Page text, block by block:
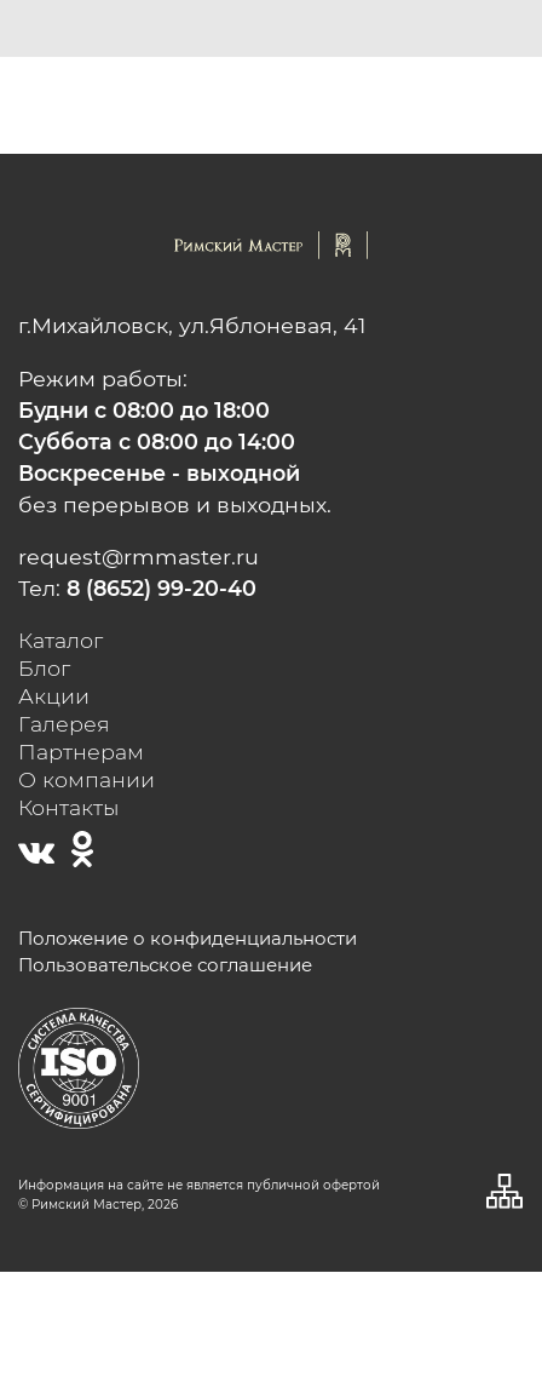
г.Михайловск, ул.Яблоневая, 41
Режим работы:
Будни с 08:00 до 18:00
Суббота с 08:00 до 14:00
Воскресенье - выходной
без перерывов и выходных.
request@rmmaster.ru
Тел: 8 (8652) 99-20-40
Каталог
Блог
Акции
Галерея
Партнерам
О компании
Контакты
Положение о конфиденциальности
Пользовательское соглашение
Информация на сайте не является публичной офертой
© Римский Мастер, 2026